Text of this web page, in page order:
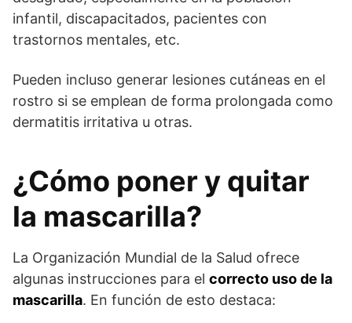
infantil, discapacitados, pacientes con
trastornos mentales, etc.
Pueden incluso generar lesiones cutáneas en el
rostro si se emplean de forma prolongada como
dermatitis irritativa u otras.
¿Cómo poner y quitar
la mascarilla?
La Organización Mundial de la Salud ofrece
algunas instrucciones para el correcto uso de la
mascarilla. En función de esto destaca: